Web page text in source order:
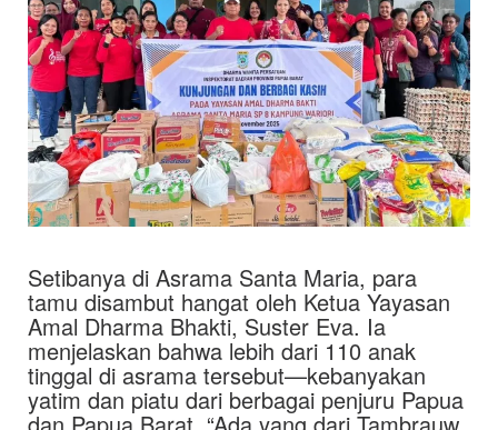
Setibanya di Asrama Santa Maria, para
tamu disambut hangat oleh Ketua Yayasan
Amal Dharma Bhakti, Suster Eva. Ia
menjelaskan bahwa lebih dari 110 anak
tinggal di asrama tersebut—kebanyakan
yatim dan piatu dari berbagai penjuru Papua